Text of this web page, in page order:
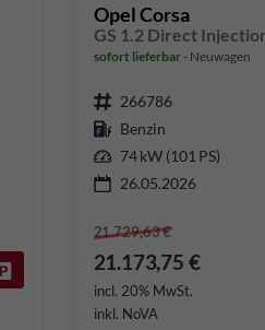
Fahrzeug parken
Opel Corsa
GS 1.2 Direct
sofort lieferbar Neuwagen
266786
Benzin
74 kW (101 PS)
26.05.2026
21.729,63 €
21.173,75 €
incl. 20% MwSt.
inkl. NoVA